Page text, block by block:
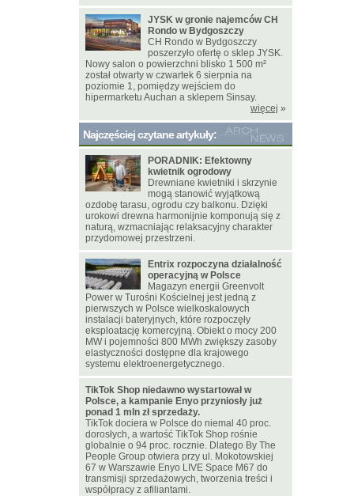
JYSK w gronie najemców CH
Rondo w Bydgoszczy
CH Rondo w Bydgoszczy
poszerzyło ofertę o sklep JYSK.
Nowy salon o powierzchni blisko 1 500 m²
został otwarty w czwartek 6 sierpnia na
poziomie 1, pomiędzy wejściem do
hipermarketu Auchan a sklepem Sinsay.
więcej »
Najczęściej czytane artykuły:
PORADNIK: Efektowny
kwietnik ogrodowy
Drewniane kwietniki i skrzynie
mogą stanowić wyjątkową
ozdobę tarasu, ogrodu czy balkonu. Dzięki
urokowi drewna harmonijnie komponują się z
naturą, wzmacniając relaksacyjny charakter
przydomowej przestrzeni.
Entrix rozpoczyna działalność
operacyjną w Polsce
Magazyn energii Greenvolt
Power w Turośni Kościelnej jest jedną z
pierwszych w Polsce wielkoskalowych
instalacji bateryjnych, które rozpoczęły
eksploatację komercyjną. Obiekt o mocy 200
MW i pojemności 800 MWh zwiększy zasoby
elastyczności dostępne dla krajowego
systemu elektroenergetycznego.
TikTok Shop niedawno wystartował w
Polsce, a kampanie Enyo przyniosły już
ponad 1 mln zł sprzedaży.
TikTok dociera w Polsce do niemal 40 proc.
dorosłych, a wartość TikTok Shop rośnie
globalnie o 94 proc. rocznie. Dlatego By The
People Group otwiera przy ul. Mokotowskiej
67 w Warszawie Enyo LIVE Space M67 do
transmisji sprzedażowych, tworzenia treści i
współpracy z afiliantami.